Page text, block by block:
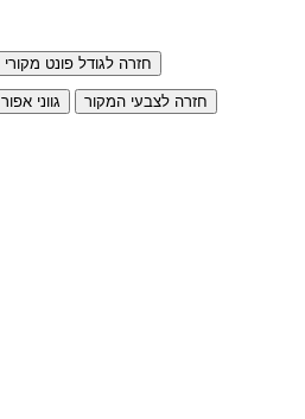
חזרה לגודל פונט מקורי
גווני אפור חזרה לצבעי המקור